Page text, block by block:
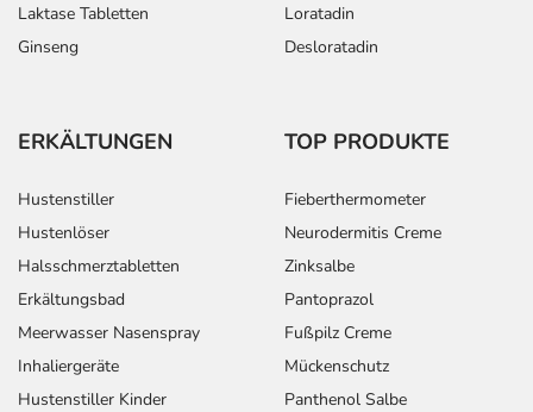
Laktase Tabletten
Ginseng
Loratadin
Desloratadin
ERKÄLTUNGEN
Hustenstiller
Hustenlöser
Halsschmerztabletten
Erkältungsbad
Meerwasser Nasenspray
Inhaliergeräte
Hustenstiller Kinder
TOP PRODUKTE
Fieberthermometer
Neurodermitis Creme
Zinksalbe
Pantoprazol
Fußpilz Creme
Mückenschutz
Panthenol Salbe